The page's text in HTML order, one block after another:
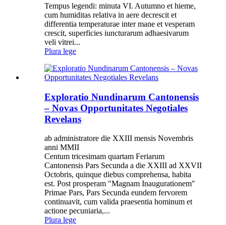
Tempus legendi: minuta VI. Autumno et hieme,
cum humiditas relativa in aere decrescit et
differentia temperaturae inter mane et vesperam
crescit, superficies iuncturarum adhaesivarum
veli vitrei...
Plura lege
Exploratio Nundinarum Cantonensis
– Novas Opportunitates Negotiales
Revelans
ab administratore die XXIII mensis Novembris
anni MMII
Centum tricesimam quartam Feriarum
Cantonensis Pars Secunda a die XXIII ad XXVII
Octobris, quinque diebus comprehensa, habita
est. Post prosperam "Magnam Inaugurationem"
Primae Pars, Pars Secunda eundem fervorem
continuavit, cum valida praesentia hominum et
actione pecuniaria,...
Plura lege